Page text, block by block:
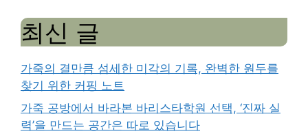
최신 글
가죽의 결만큼 섬세한 미각의 기록, 완벽한 원두를
찾기 위한 커핑 노트
가죽 공방에서 바라본 바리스타학원 선택, ‘진짜 실
력’을 만드는 공간은 따로 있습니다